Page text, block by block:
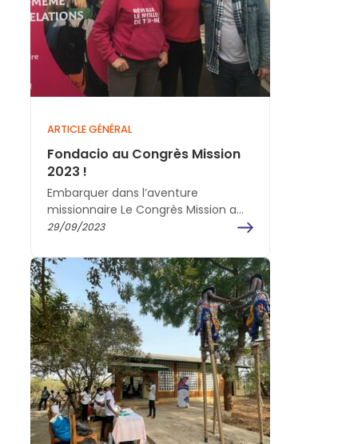
ARTICLE GÉNÉRAL
Fondacio au Congrès Mission
2023 !
Embarquer dans l’aventure
missionnaire Le Congrès Mission a
pour but d'équiper tous les chrétiens
29/09/2023